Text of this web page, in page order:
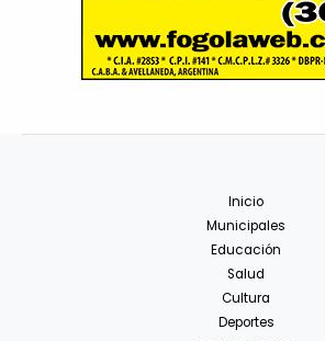
Inicio
Municipales
Educación
Salud
Cultura
Deportes